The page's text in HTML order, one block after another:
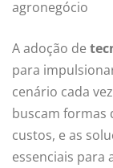
A adoção de
para
cenário cada
buscam formas
custos, e as
essenciais para